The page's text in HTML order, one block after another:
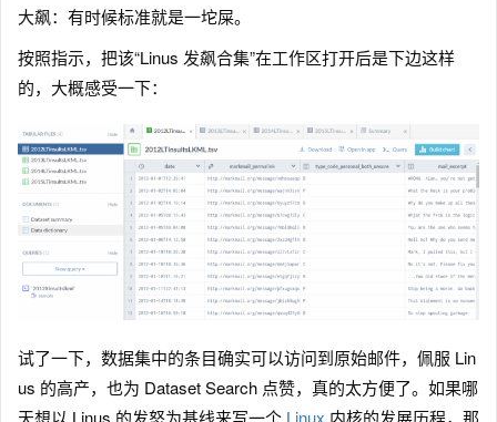
大飙：有时候标准就是一坨屎。
按照指示，把该“Linus 发飙合集”在工作区打开后是下边这样
的，大概感受一下：
试了一下，数据集中的条目确实可以访问到原始邮件，佩服 Lin
us 的高产，也为 Dataset Search 点赞，真的太方便了。如果哪
天想以 Linus 的发怒为基线来写一个 Linux 内核的发展历程，那